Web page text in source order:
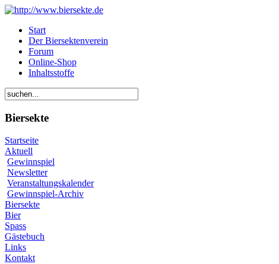
Start
Der Biersektenverein
Forum
Online-Shop
Inhaltsstoffe
Biersekte
Startseite
Aktuell
Gewinnspiel
Newsletter
Veranstaltungskalender
Gewinnspiel-Archiv
Biersekte
Bier
Spass
Gästebuch
Links
Kontakt